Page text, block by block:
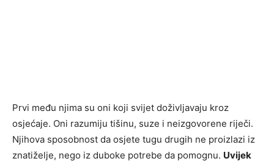
Prvi među njima su oni koji svijet doživljavaju kroz
osjećaje. Oni razumiju tišinu, suze i neizgovorene riječi.
Njihova sposobnost da osjete tugu drugih ne proizlazi iz
znatiželje, nego iz duboke potrebe da pomognu. Uvijek